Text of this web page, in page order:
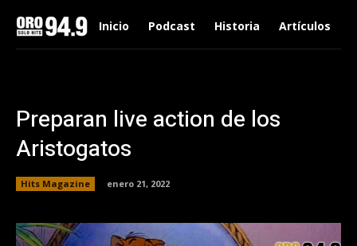
Inicio Podcast Historia Artículos
Preparan live action de los
Aristogatos
Hits Magazine enero 21, 2022